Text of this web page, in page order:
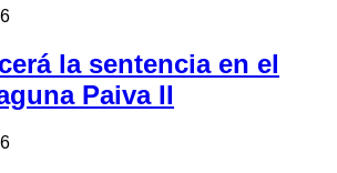
la sentencia en el
Paiva II